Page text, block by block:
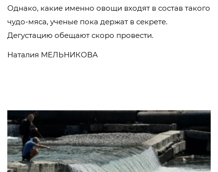
Однако, какие именно овощи входят в состав такого
чудо-мяса, ученые пока держат в секрете.
Дегустацию обещают скоро провести.
Наталия МЕЛЬНИКОВА